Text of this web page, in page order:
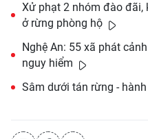
Xử phạt 2 nhóm đào đãi,
ở rừng phòng hộ
Nghệ An: 55 xã phát
nguy hiểm
Sâm dưới tán rừng -